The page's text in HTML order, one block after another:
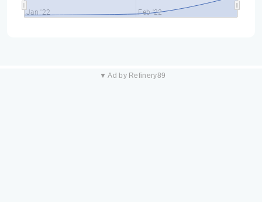
Jan '22 Feb '22
▼ Ad by Refinery89